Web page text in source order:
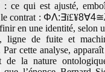
: ce qui est ajusté,
contrat : ΦΛ:∃ï£¥8∀4≅
en une identité, selon
ligne de fuite et
Par cette analyse,
de la nature